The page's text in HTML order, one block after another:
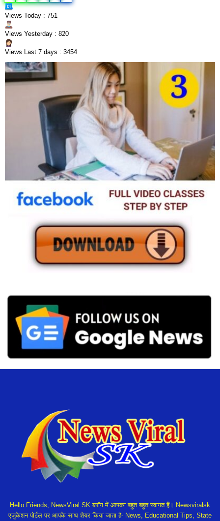
Views Today : 751
Views Yesterday : 820
Views Last 7 days : 3454
Hello Friends, NewsViral SK ब्लॉग में आपका बहुत बहुत स्वागत हैं। Newsviralsk
एजुकेशन पोर्टल पर आपके साथ शेयर किया जाता है- News, Educational Tips, State